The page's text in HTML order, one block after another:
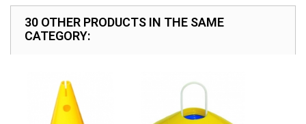
30 OTHER PRODUCTS IN THE SAME
CATEGORY: